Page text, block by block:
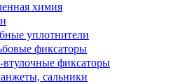
химия
уплотнители
фиксаторы
втулочные фиксаторы
сальники